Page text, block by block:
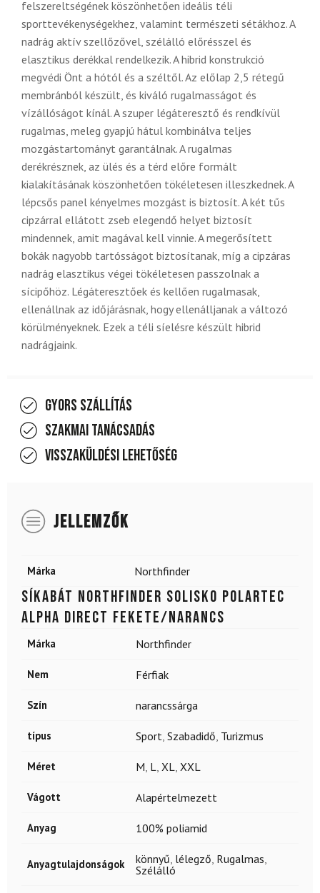
felszereltségének köszönhetően ideális téli
sporttevékenységekhez, valamint természeti sétákhoz. A
nadrág aktív szellőzővel, szélálló előrésszel és
elasztikus derékkal rendelkezik. A hibrid konstrukció
megvédi Önt a hótól és a széltől. Az előlap 2,5 rétegű
membránból készült, és kiváló rugalmasságot és
vízállóságot kínál. A szuper légáteresztő és rendkívül
rugalmas, meleg gyapjú hátul kombinálva teljes
mozgástartományt garantálnak. A rugalmas
derékrésznek, az ülés és a térd előre formált
kialakításának köszönhetően tökéletesen illeszkednek. A
lépcsős panel kényelmes mozgást is biztosít. A két tűs
cipzárral ellátott zseb elegendő helyet biztosít
mindennek, amit magával kell vinnie. A megerősített
bokák nagyobb tartósságot biztosítanak, míg a cipzáras
nadrág elasztikus végei tökéletesen passzolnak a
sícipőhöz. Légáteresztőek és kellően rugalmasak,
ellenállnak az időjárásnak, hogy ellenálljanak a változó
körülményeknek. Ezek a téli síelésre készült hibrid
nadrágjaink.
Gyors szállítás
Szakmai tanácsadás
Visszaküldési lehetőség
JELLEMZŐK
Márka Northfinder
Síkabát NORTHFINDER Solisko Polartec
Alpha direct Fekete/narancs
Márka Northfinder
Nem Férfiak
Szín narancssárga
típus Sport, Szabadidő, Turizmus
Méret M, L, XL, XXL
Vágott Alapértelmezett
Anyag 100% poliamid
Anyagtulajdonságok könnyű, lélegző, Rugalmas,
Szélálló